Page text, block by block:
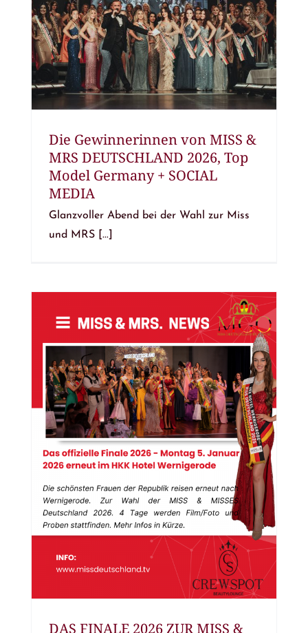
Die Gewinnerinnen von MISS &
MRS DEUTSCHLAND 2026, Top
Model Germany + SOCIAL
MEDIA
Glanzvoller Abend bei der Wahl zur Miss
und MRS [...]
DAS FINALE 2026 ZUR MISS &